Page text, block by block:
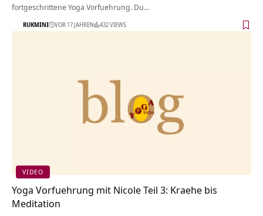
fortgeschrittene Yoga Vorfuehrung. Du…
RUKMINI VOR 17 JAHREN 432 VIEWS
VIDEO
Yoga Vorfuehrung mit Nicole Teil 3: Kraehe bis
Meditation